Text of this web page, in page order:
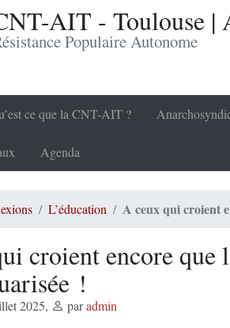
AIT - Toulouse |
Populaire Autonome
ce que la CNT-AIT ?
Agenda
L’éducation A ceux qui croient
croient encore que
!
2025, paradmin